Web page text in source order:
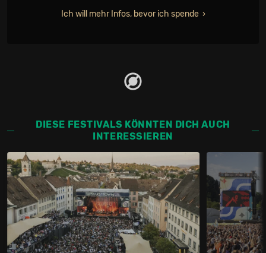
Ich will mehr Infos, bevor ich spende
DIESE FESTIVALS KÖNNTEN DICH AUCH
INTERESSIEREN